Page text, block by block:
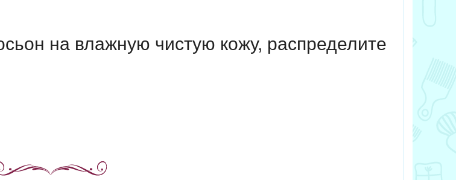
на влажную чистую кожу, распределите